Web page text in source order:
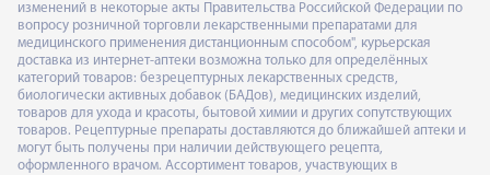
изменений в некоторые акты Правительства Российской Федерации по
вопросу розничной торговли лекарственными препаратами для
медицинского применения дистанционным способом", курьерская
доставка из интернет-аптеки возможна только для определённых
категорий товаров: безрецептурных лекарственных средств,
биологически активных добавок (БАДов), медицинских изделий,
товаров для ухода и красоты, бытовой химии и других сопутствующих
товаров. Рецептурные препараты доставляются до ближайшей аптеки и
могут быть получены при наличии действующего рецепта,
оформленного врачом. Ассортимент товаров, участвующих в